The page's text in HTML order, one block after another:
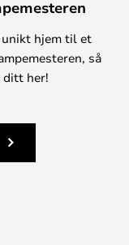
hjem til et
så
ditt her!